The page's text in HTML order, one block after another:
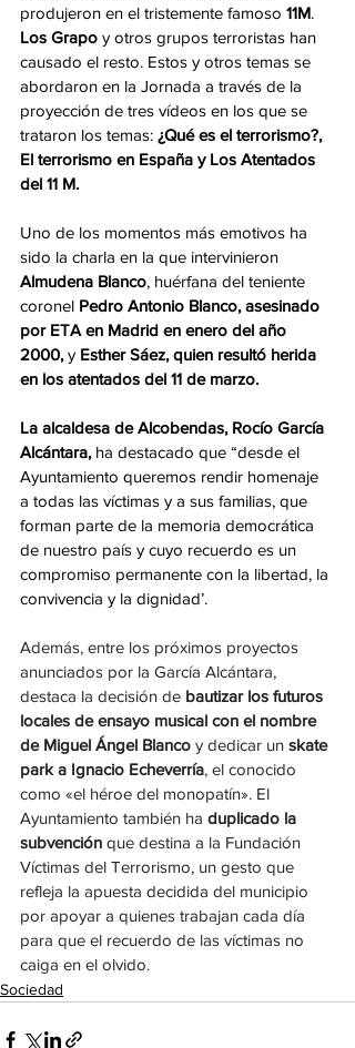
produjeron en el tristemente famoso 11M.
Los Grapo y otros grupos terroristas han
causado el resto. Estos y otros temas se
abordaron en la Jornada a través de la
proyección de tres vídeos en los que se
trataron los temas: ¿Qué es el terrorismo?,
El terrorismo en España y Los Atentados
del 11 M.
Uno de los momentos más emotivos ha
sido la charla en la que intervinieron
Almudena Blanco, huérfana del teniente
coronel Pedro Antonio Blanco, asesinado
por ETA en Madrid en enero del año
2000, y Esther Sáez, quien resultó herida
en los atentados del 11 de marzo.
La alcaldesa de Alcobendas, Rocío García
Alcántara, ha destacado que “desde el
Ayuntamiento queremos rendir homenaje
a todas las víctimas y a sus familias, que
forman parte de la memoria democrática
de nuestro país y cuyo recuerdo es un
compromiso permanente con la libertad, la
convivencia y la dignidad’.
Además, entre los próximos proyectos
anunciados por la García Alcántara,
destaca la decisión de bautizar los futuros
locales de ensayo musical con el nombre
de Miguel Ángel Blanco y dedicar un skate
park a Ignacio Echeverría, el conocido
como «el héroe del monopatín». El
Ayuntamiento también ha duplicado la
subvención que destina a la Fundación
Víctimas del Terrorismo, un gesto que
refleja la apuesta decidida del municipio
por apoyar a quienes trabajan cada día
para que el recuerdo de las víctimas no
caiga en el olvido.
Sociedad